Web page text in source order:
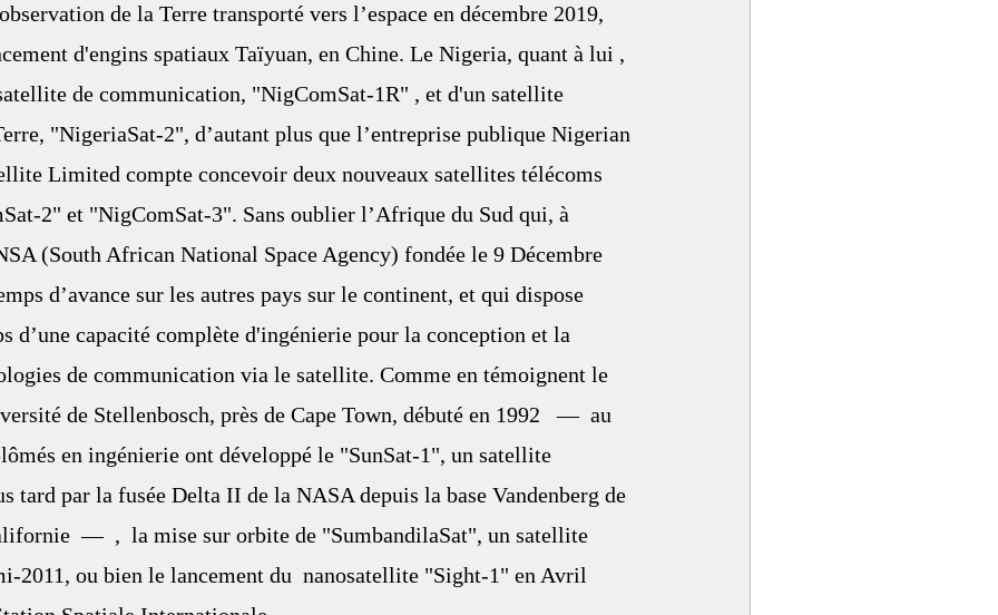
de la Terre transporté vers l’espace en décembre 2019,
d'engins spatiaux Taïyuan, en Chine. Le Nigeria, quant à lui ,
de communication, "NigComSat-1R" , et d'un satellite
"NigeriaSat-2", d’autant plus que l’entreprise publique Nigerian
Limited compte concevoir deux nouveaux satellites télécoms
2" et "NigComSat-3". Sans oublier l’Afrique du Sud qui, à
(South African National Space Agency) fondée le 9 Décembre
d’avance sur les autres pays sur le continent, et qui dispose
d’une capacité complète d'ingénierie pour la conception et la
de communication via le satellite. Comme en témoignent le
de Stellenbosch, près de Cape Town, débuté en 1992   —  au
en ingénierie ont développé le "SunSat-1", un satellite
tard par la fusée Delta II de la NASA depuis la base Vandenberg de
—  ,  la mise sur orbite de "SumbandilaSat", un satellite
2011, ou bien le lancement du  nanosatellite "Sight-1" en Avril